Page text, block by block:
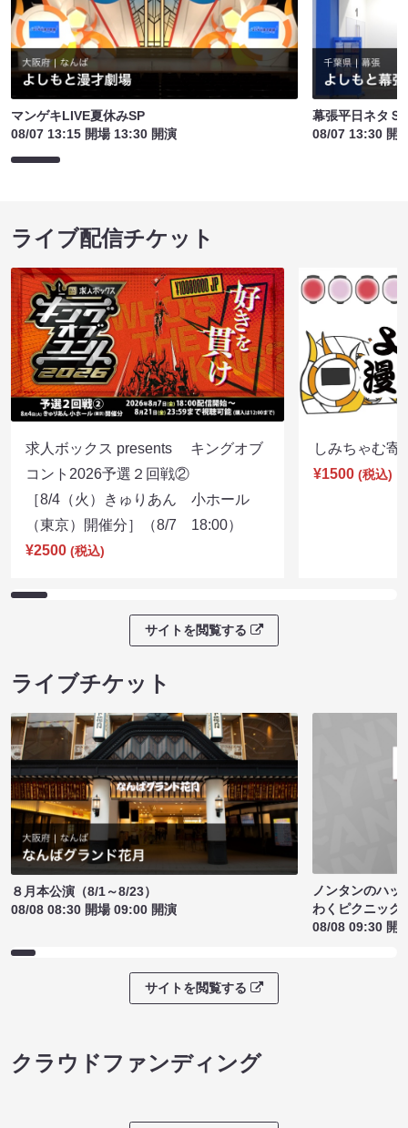
マンゲキLIVE夏休みSP
08/07 13:15 開場 13:30 開演
幕張平日ネタＳ
08/07 13:30 開
ライブ配信チケット
求人ボックス presents キングオブ
コント2026予選２回戦②
［8/4（火）きゅりあん 小ホール
（東京）開催分］（8/7 18:00）
¥2500 (税込)
しみちゃむ
¥1500 (税込)
サイトを閲覧する
ライブチケット
８月本公演（8/1～8/23）
08/08 08:30 開場 09:00 開演
ノンタンのハッ
わくピクニック
08/08 09:30 開
サイトを閲覧する
クラウドファンディング